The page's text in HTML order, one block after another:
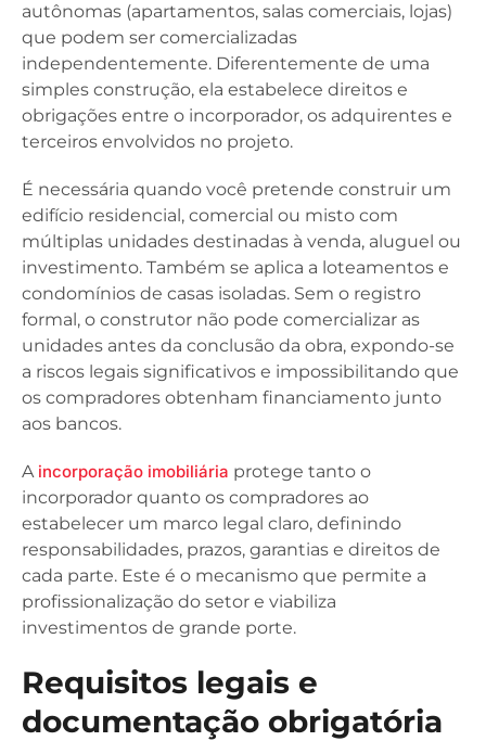
autônomas (apartamentos, salas comerciais, lojas)
que podem ser comercializadas
independentemente. Diferentemente de uma
simples construção, ela estabelece direitos e
obrigações entre o incorporador, os adquirentes e
terceiros envolvidos no projeto.
É necessária quando você pretende construir um
edifício residencial, comercial ou misto com
múltiplas unidades destinadas à venda, aluguel ou
investimento. Também se aplica a loteamentos e
condomínios de casas isoladas. Sem o registro
formal, o construtor não pode comercializar as
unidades antes da conclusão da obra, expondo-se
a riscos legais significativos e impossibilitando que
os compradores obtenham financiamento junto
aos bancos.
A incorporação imobiliária protege tanto o
incorporador quanto os compradores ao
estabelecer um marco legal claro, definindo
responsabilidades, prazos, garantias e direitos de
cada parte. Este é o mecanismo que permite a
profissionalização do setor e viabiliza
investimentos de grande porte.
Requisitos legais e
documentação obrigatória